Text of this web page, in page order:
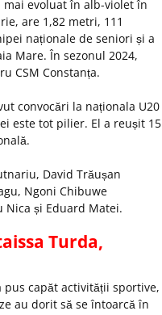
mai evoluat în alb-violet în
are 1,82 metri, 111
naționale de seniori și a
Mare. În sezonul 2024,
CSM Constanța.
convocări la naționala U20
este tot pilier. El a reușit 15
David Trăușan
Ngoni Chibuwe
Nica și Eduard Matei.
Turda,
pus capăt activității sportive,
au dorit să se întoarcă în